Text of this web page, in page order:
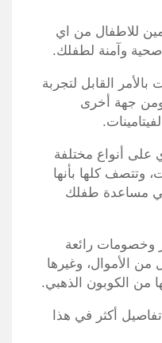
للاطفال من اي
وآمنة لطفلك.
القابل لتجربة
جهة أخرى
على أنواع مختلفة
وتتصف كلها بأنها
في مساعدة طفلك
وخصومات رائعة
الأموال، وغيرها
من الكوبون الذهبي.
أكثر في هذا